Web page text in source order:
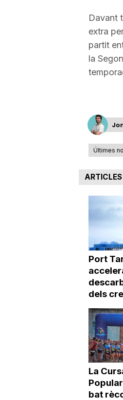
Davant
extra
partit
la
Últimes
Port
dels
La
bat